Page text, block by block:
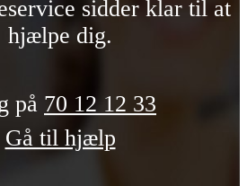
sidder klar til at
hjælpe dig.
på 70 12 12 33
Gå til hjælp
Send